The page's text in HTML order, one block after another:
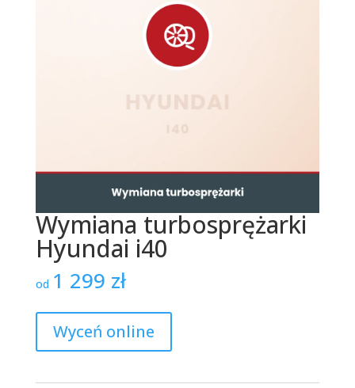
Wymiana turbosprężarki
Hyundai i40
od 1 299 zł
Wyceń online